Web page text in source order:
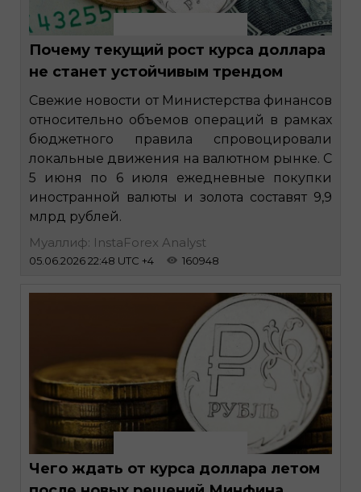
Почему текущий рост курса доллара
не станет устойчивым трендом
Свежие новости от Министерства финансов
относительно объемов операций в рамках
бюджетного правила спровоцировали
локальные движения на валютном рынке. С
5 июня по 6 июля ежедневные покупки
иностранной валюты и золота составят 9,9
млрд рублей.
Муаллиф: InstaForex Analyst
05.06.2026 22:48 UTC +4 160948
Чего ждать от курса доллара летом